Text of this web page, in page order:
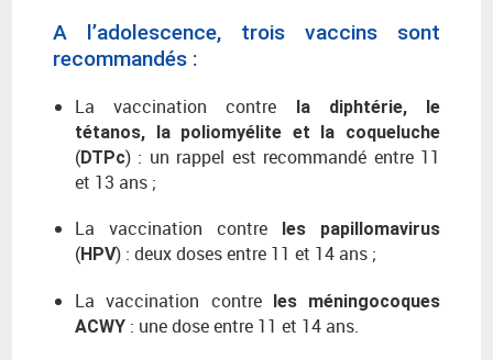
A l’adolescence, trois vaccins sont
recommandés :
La vaccination contre
la diphtérie, le
tétanos, la poliomyélite et la coqueluche
(DTPc) : un rappel est recommandé entre 11
et 13 ans ;
La vaccination contre
les papillomavirus
(HPV) : deux doses entre 11 et 14 ans ;
La vaccination contre les méningocoques
ACWY : une dose entre 11 et 14 ans.